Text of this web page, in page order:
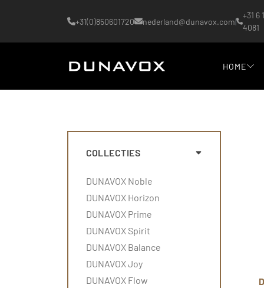
+31(0)850601720 nederland@dunavox.com|
+31 6
4081
HOME
COLLECTIES
DUNAVOX Noble
DUNAVOX Horizon
DUNAVOX Prime
DUNAVOX Spirit
DUNAVOX Balance
DUNAVOX Joy
DUNAVOX Flow